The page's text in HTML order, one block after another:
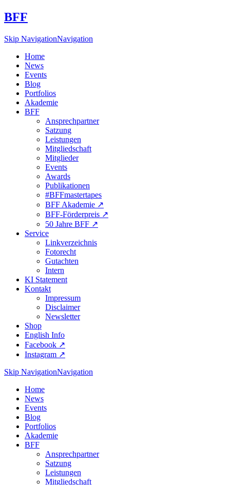
BFF
Skip NavigationNavigation
Home
News
Events
Blog
Portfolios
Akademie
BFF
Ansprechpartner
Satzung
Leistungen
Mitgliedschaft
Mitglieder
Events
Awards
Publikationen
#BFFmastertapes
BFF Akademie ↗︎
BFF-Förderpreis ↗︎
50 Jahre BFF ↗︎
Service
Linkverzeichnis
Fotorecht
Gutachten
Intern
KI Statement
Kontakt
Impressum
Disclaimer
Newsletter
Shop
English Info
Facebook ↗︎
Instagram ↗︎
Skip NavigationNavigation
Home
News
Events
Blog
Portfolios
Akademie
BFF
Ansprechpartner
Satzung
Leistungen
Mitgliedschaft